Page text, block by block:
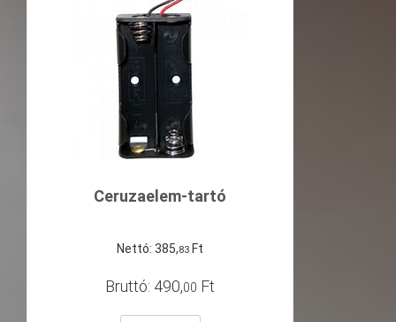
Ceruzaelem-tartó
Nettó: 385,83 Ft
Bruttó: 490,00 Ft